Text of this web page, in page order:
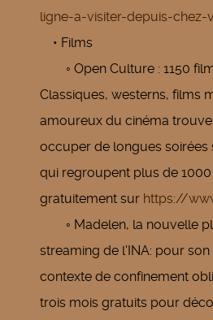
ligne-a-visiter-depuis-
• Films
◦ Open Culture : 1150
Classiques, westerns, films
amoureux du cinéma
occuper de longues
qui regroupent plus de
gratuitement sur https://
◦ Madelen, la nouvelle
streaming de l'INA: pour
contexte de confinement
trois mois gratuits pour